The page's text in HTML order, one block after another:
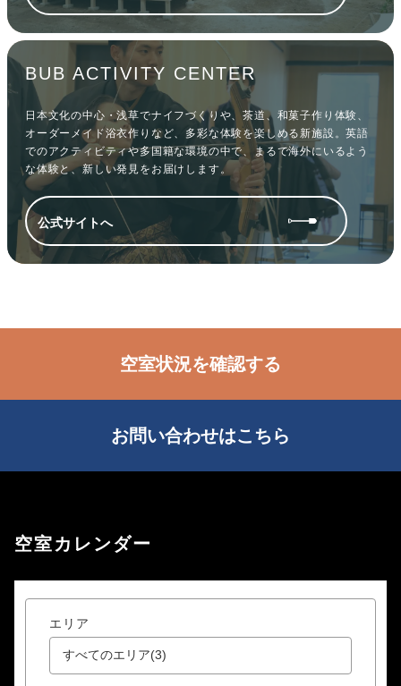
BUB ACTIVITY CENTER
日本文化の中心・浅草でナイフづくりや、茶道、和菓子作り体験、
オーダーメイド浴衣作りなど、多彩な体験を楽しめる新施設。英語
でのアクティビティや多国籍な環境の中で、まるで海外にいるよう
な体験と、新しい発見をお届けします。
公式サイトへ
空室状況を確認する
お問い合わせはこちら
空室カレンダー
エリア